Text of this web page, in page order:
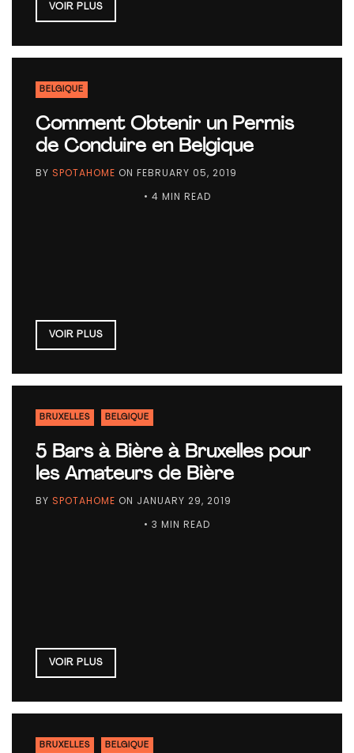
VOIR PLUS
BELGIQUE
Comment Obtenir un Permis
de Conduire en Belgique
BY SPOTAHOME ON FEBRUARY 05, 2019
• 4 MIN READ
VOIR PLUS
BRUXELLES BELGIQUE
5 Bars à Bière à Bruxelles pour
les Amateurs de Bière
BY SPOTAHOME ON JANUARY 29, 2019
• 3 MIN READ
VOIR PLUS
BRUXELLES BELGIQUE